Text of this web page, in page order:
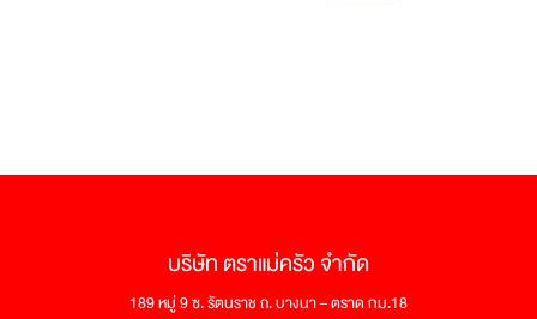
บริษัท ตราแม่ครัว จำกัด
189 หมู่ 9 ซ. รัตนราช ถ. บางนา – ตราด กม.18